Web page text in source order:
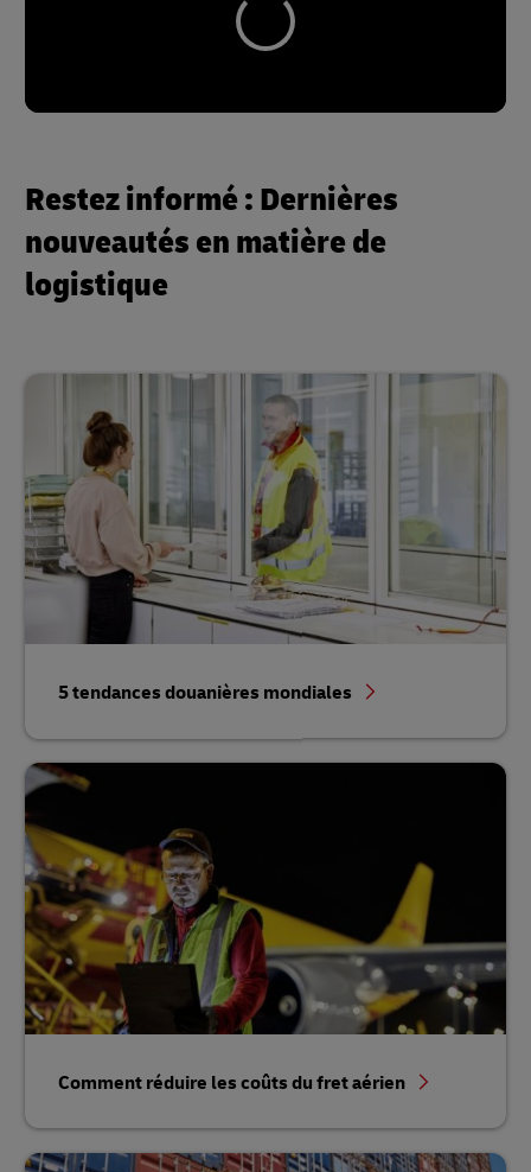
Restez informé : Dernières
nouveautés en matière de
logistique
5 tendances douanières mondiales
Comment réduire les coûts du fret aérien